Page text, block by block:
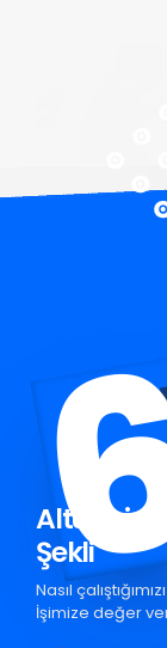
Şekli
Nasıl
İşimize değer